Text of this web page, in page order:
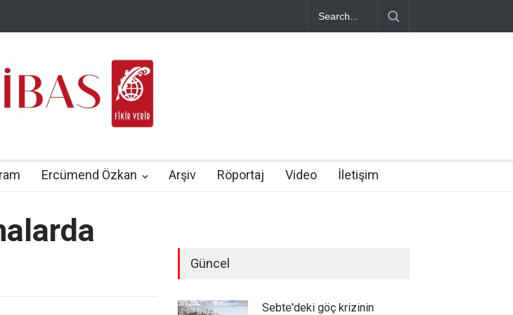
Ercümend Özkan Arşiv Röportaj Video İletişim
Güncel
Sebte'deki göç krizinin